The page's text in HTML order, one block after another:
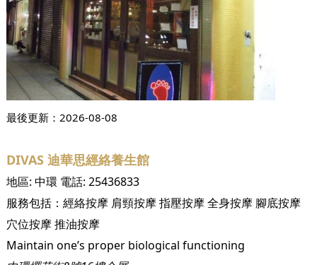
最後更新： 2026-08-08
DIVAS 迪華思經絡養生館
地區: 中環 電話: 25436833
服務包括： 經絡按摩 肩頸按摩指壓按摩全身按摩 腳底按摩
穴位按摩推油按摩
Maintain one’s proper biological functioning